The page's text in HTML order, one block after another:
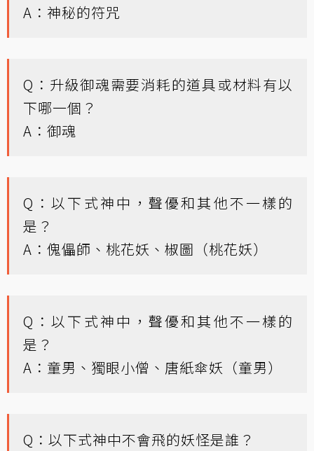
A：神秘的符咒
Q：升級御魂需要消耗的道具或材料有以
下哪一個？
A：御魂
Q：以下式神中，聲優和其他不一樣的
是？
A：傀儡師、桃花妖、椒圖（桃花妖）
Q：以下式神中，聲優和其他不一樣的
是？
A：童男、獨眼小僧、唐紙傘妖（童男）
Q：以下式神中不會飛的妖怪是誰？